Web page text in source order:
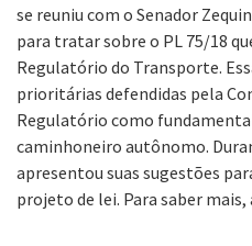
se reuniu com o Senador
para tratar sobre o PL 75/18
Regulatório do Transporte.
prioritárias defendidas pela
Regulatório como
caminhoneiro autônomo.
apresentou suas sugestões
projeto de lei. Para saber